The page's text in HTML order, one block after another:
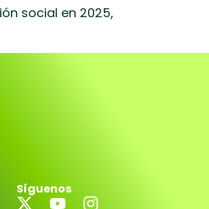
social en 2025,
Síguenos